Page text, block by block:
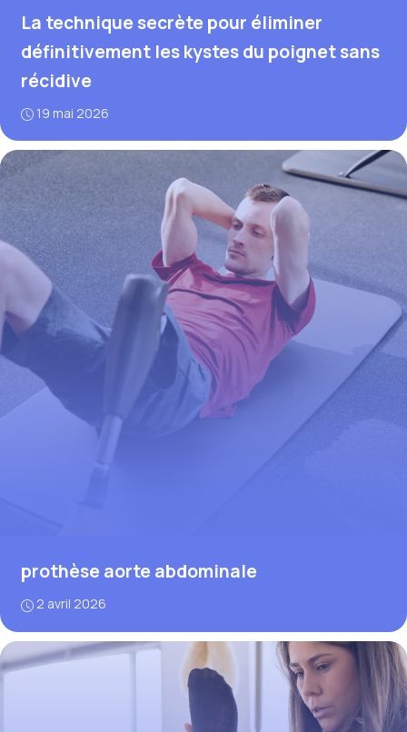
La technique secrète pour éliminer
définitivement les kystes du poignet sans
récidive
19 mai 2026
prothèse aorte abdominale
2 avril 2026